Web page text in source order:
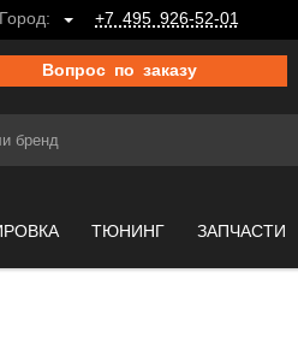
Город: +7 495 926-52-01
Вопрос по заказу
ТЮНИНГ ЗАПЧАСТИ